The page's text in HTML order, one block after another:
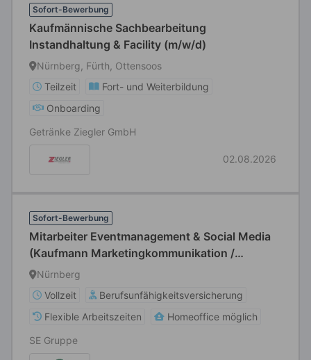
Sofort-Bewerbung
Kaufmännische Sachbearbeitung
Instandhaltung & Facility (m/w/d)
Nürnberg, Fürth, Ottensoos
Teilzeit
Fort- und Weiterbildung
Onboarding
Getränke Ziegler GmbH
02.08.2026
Sofort-Bewerbung
Mitarbeiter Eventmanagement & Social Media
(Kaufmann Marketingkommunikation /
Veranstaltungskaufmann / Fachwirt
Veranstaltung o.Ä) (d/m/w)
Nürnberg
Vollzeit
Berufsunfähigkeitsversicherung
Flexible Arbeitszeiten
Homeoffice möglich
SE Gruppe